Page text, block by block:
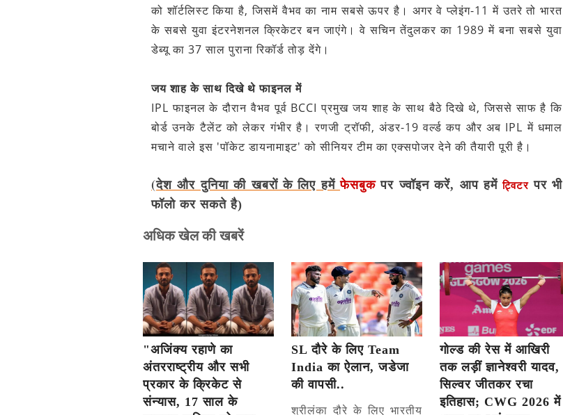
को शॉर्टलिस्ट किया है, जिसमें वैभव का नाम सबसे ऊपर है। अगर वे प्लेइंग-11 में उतरे तो भारत
के सबसे युवा इंटरनेशनल क्रिकेटर बन जाएंगे। वे सचिन तेंदुलकर का 1989 में बना सबसे युवा
डेब्यू का 37 साल पुराना रिकॉर्ड तोड़ देंगे।
जय शाह के साथ दिखे थे फाइनल में
IPL फाइनल के दौरान वैभव पूर्व BCCI प्रमुख जय शाह के साथ बैठे दिखे थे, जिससे साफ है कि
बोर्ड उनके टैलेंट को लेकर गंभीर है। रणजी ट्रॉफी, अंडर-19 वर्ल्ड कप और अब IPL में धमाल
मचाने वाले इस 'पॉकेट डायनामाइट' को सीनियर टीम का एक्सपोजर देने की तैयारी पूरी है।
(देश और दुनिया की खबरों के लिए हमेंफेसबुकपर ज्वॉइन करें, आप हमेंट्विटर पर भी
फॉलो कर सकते है)
अधिक खेल की खबरें
"अजिंक्य रहाणे का
अंतरराष्ट्रीय और सभी
प्रकार के क्रिकेट से
संन्यास, 17 साल के
SL दौरे के लिए Team
India का ऐलान, जडेजा
की वापसी..
श्रीलंका दौरे के लिए भारतीय
गोल्ड की रेस में आखिरी
तक लड़ीं ज्ञानेश्वरी यादव,
सिल्वर जीतकर रचा
इतिहास; CWG 2026 में